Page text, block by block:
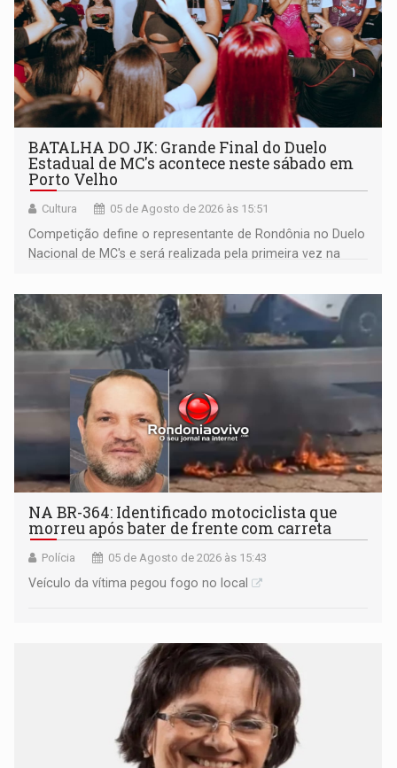
BATALHA DO JK: Grande Final do Duelo
Estadual de MC's acontece neste sábado em
Porto Velho
Cultura 05 de Agosto de 2026 às 15:51
Competição define o representante de Rondônia no Duelo
Nacional de MC's e será realizada pela primeira vez na
NA BR-364: Identificado motociclista que
morreu após bater de frente com carreta
Polícia 05 de Agosto de 2026 às 15:43
Veículo da vítima pegou fogo no local